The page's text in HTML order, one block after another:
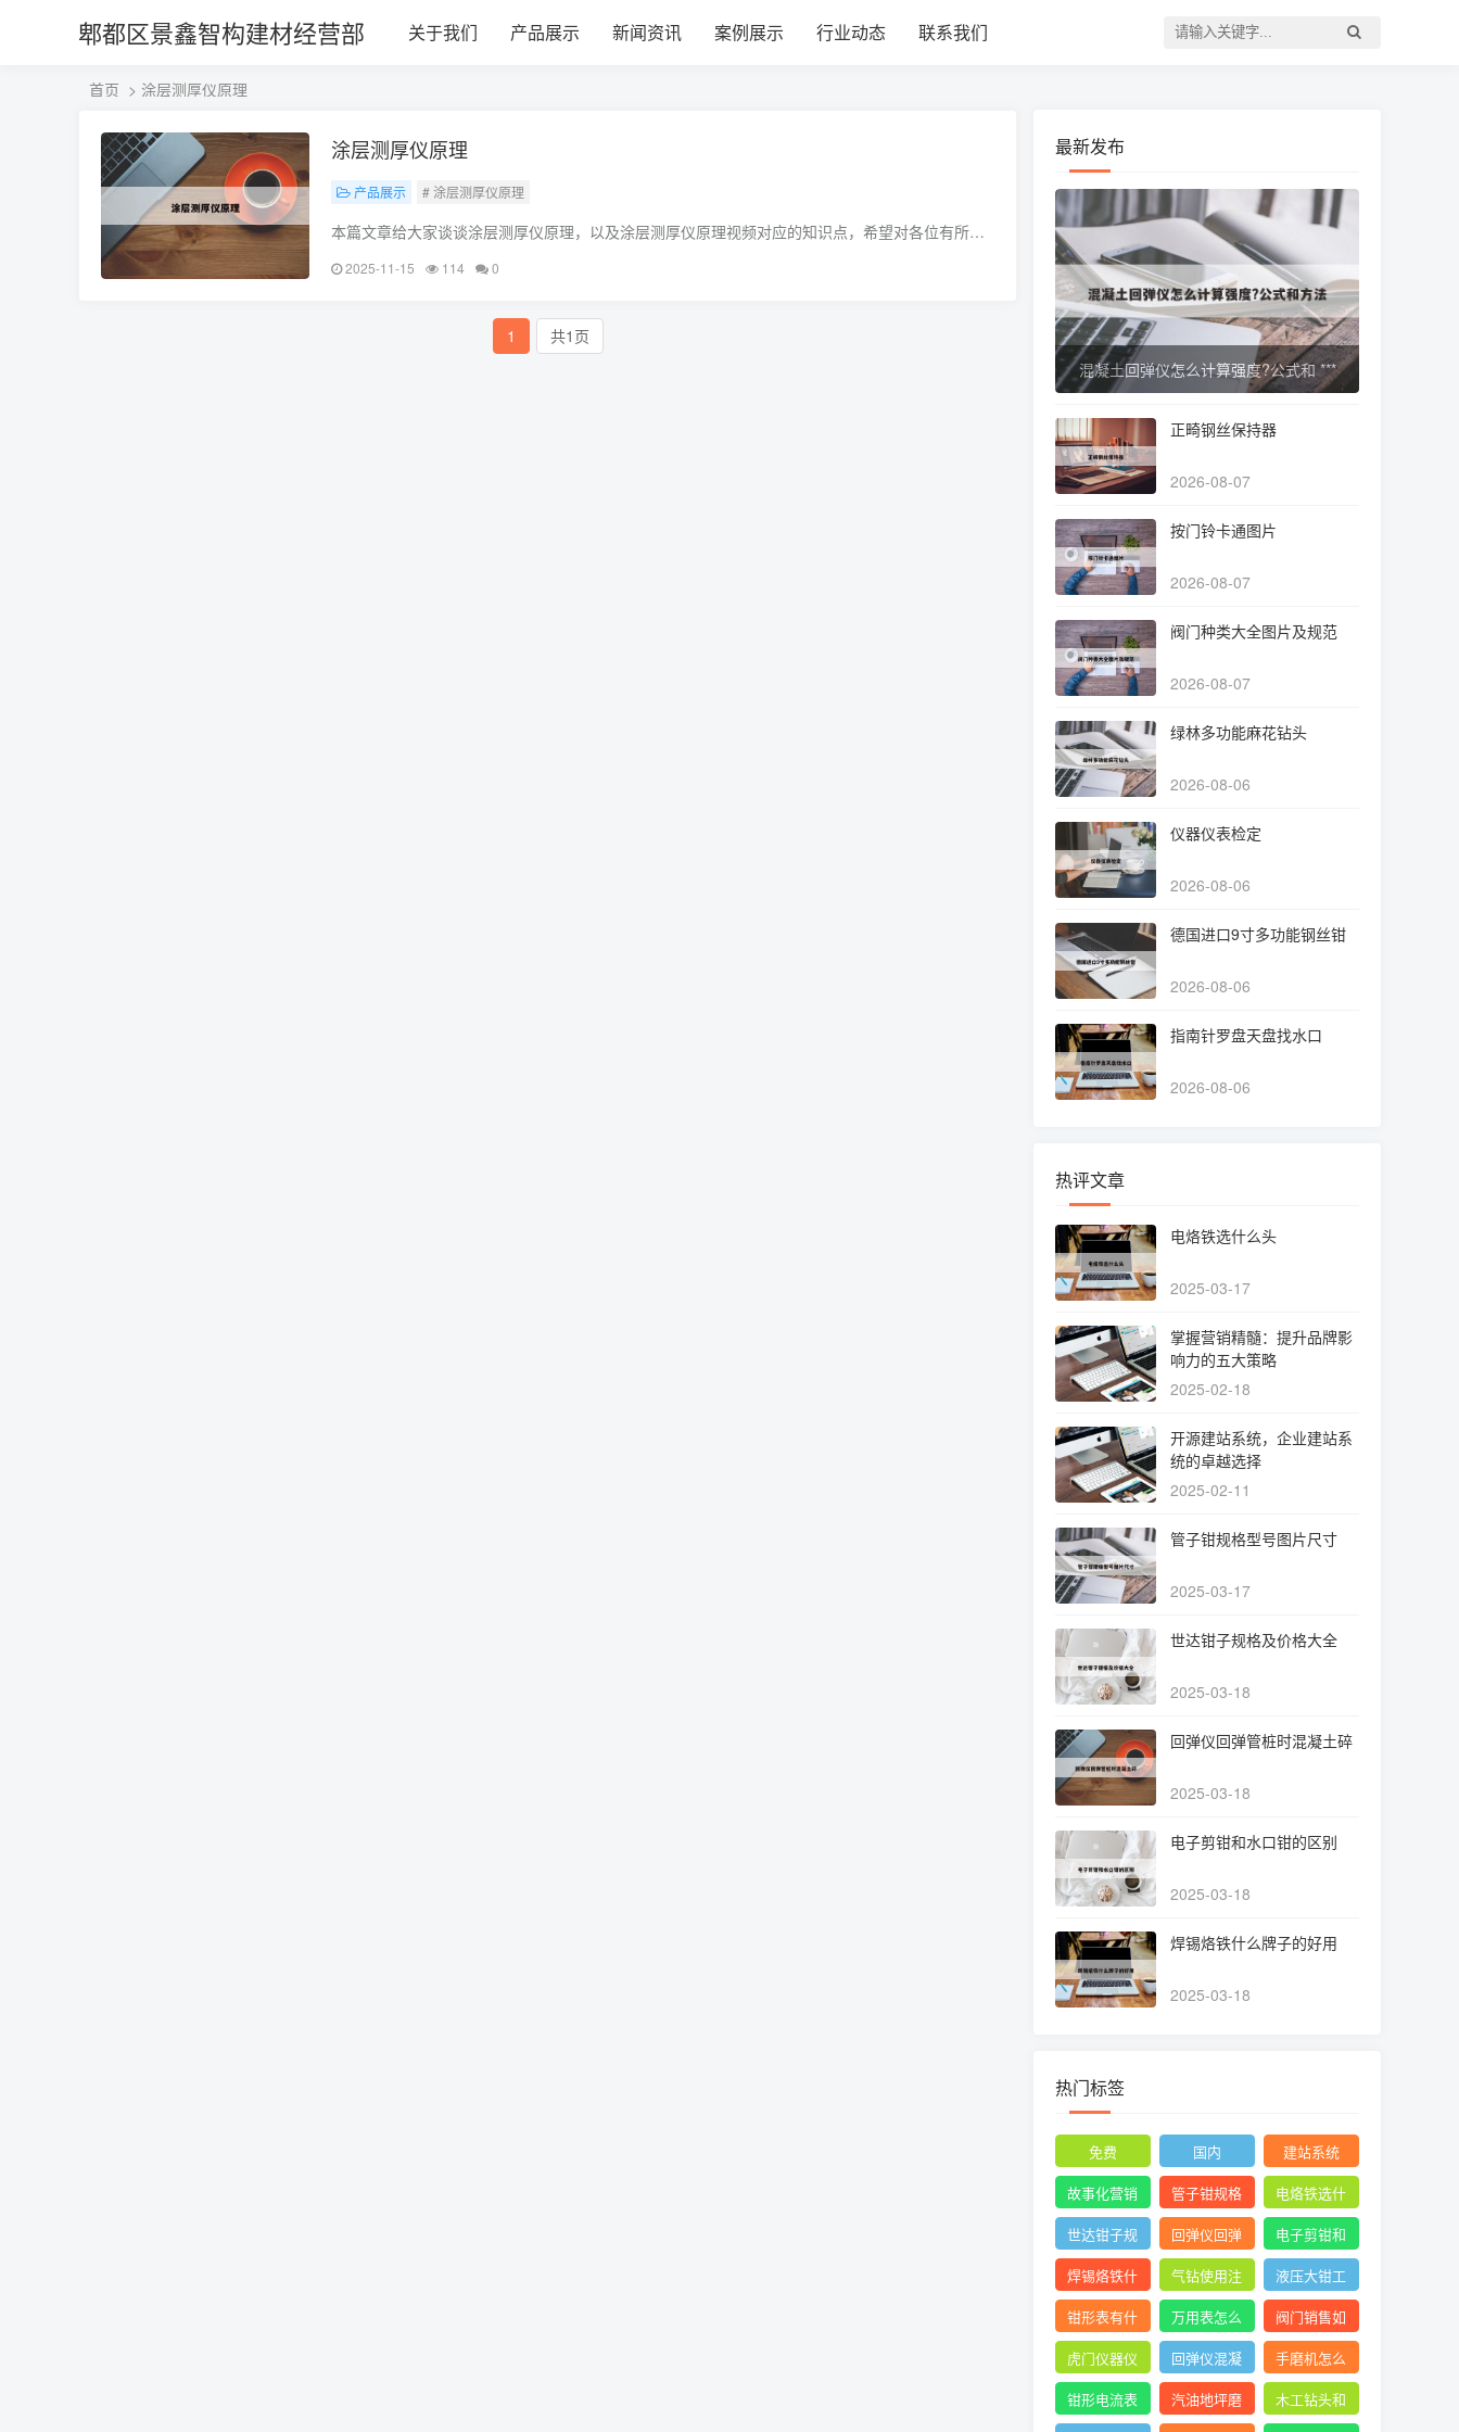
郫都区景鑫智构建材经营部 关于我们 产品展示 新闻资讯 案例展示 行业动态 联系我们
首页 > 涂层测厚仪原理
涂层测厚仪原理
产品展示 # 涂层测厚仪原理
本篇文章给大家谈谈涂层测厚仪原理，以及涂层测厚仪原理视频对应的知识点，希望对各位有所帮
2025-11-15 114 0
1 共1页
最新发布
混凝土回弹仪怎么计算强度?公式和 ***
正畸钢丝保持器
2026-08-07
按门铃卡通图片
2026-08-07
阀门种类大全图片及规范
2026-08-07
绿林多功能麻花钻头
2026-08-06
仪器仪表检定
2026-08-06
德国进口9寸多功能钢丝钳
2026-08-06
指南针罗盘天盘找水口
2026-08-06
热评文章
电烙铁选什么头
2025-03-17
掌握营销精髓：提升品牌影
响力的五大策略
2025-02-18
开源建站系统，企业建站系
统的卓越选择
2025-02-11
管子钳规格型号图片尺寸
2025-03-17
世达钳子规格及价格大全
2025-03-18
回弹仪回弹管桩时混凝土碎
2025-03-18
电子剪钳和水口钳的区别
2025-03-18
焊锡烙铁什么牌子的好用
2025-03-18
热门标签
免费 国内
建站系统
故事化营销
管子钳规格
型号图片尺
寸
电烙铁选什
么头
世达钳子规
格及价格大
全
回弹仪回弹
管桩时混凝
土碎
电子剪钳和
水口钳的区
别
焊锡烙铁什
么牌子的好
用
气钻使用注
意图片
液压大钳工
作原理
钳形表有什
么用
万用表怎么
测三相电压
平衡
阀门销售如
何找 ***
虎门仪器仪
表校验
回弹仪混凝
土强度通用
计算公式
手磨机怎么
拆
钳形电流表
汽油地坪磨
木工钻头和